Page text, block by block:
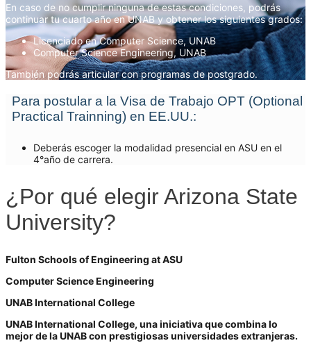
En caso de no cumplir ninguna de estas condiciones, podrás
continuar tu cuarto año en UNAB y obtener los siguientes grados:
Licenciado en Computer Science, UNAB
Computer Science Engineering, UNAB
También podrás articular con programas de postgrado.
Para postular a la Visa de Trabajo OPT (Optional
Practical Trainning) en EE.UU.:
Deberás escoger la modalidad presencial en ASU en el
4°año de carrera.
¿Por qué elegir Arizona State
University?
Fulton Schools of Engineering at ASU
Computer Science Engineering
UNAB International College
UNAB International College, una iniciativa que combina lo
mejor de la UNAB con prestigiosas universidades extranjeras.